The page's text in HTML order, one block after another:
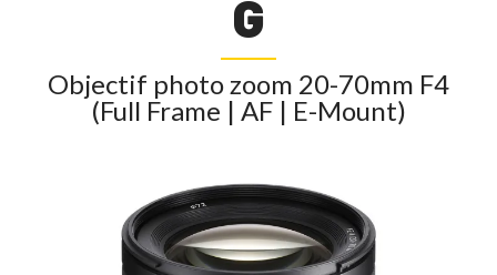
G
Objectif photo zoom 20-70mm F4
(Full Frame | AF | E-Mount)